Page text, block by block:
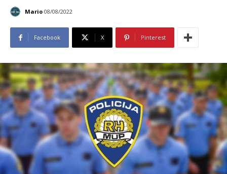
Mario 08/08/2022
Facebook X Pinterest